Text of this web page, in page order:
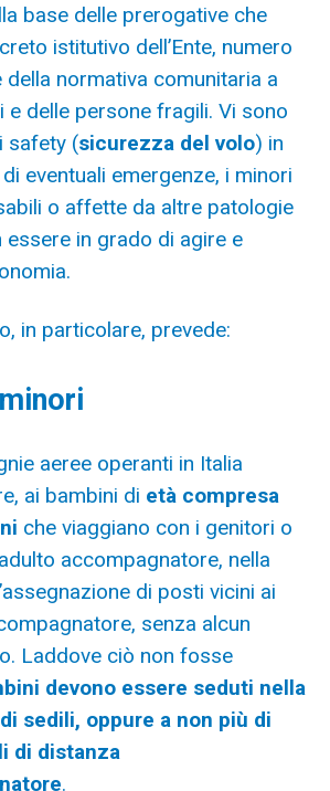
base delle prerogative che
istitutivo dell’Ente, numero
normativa comunitaria a
e delle persone fragili. Vi sono
safety (sicurezza del volo) in
eventuali emergenze, i minori
o affette da altre patologie
in grado di agire e
in particolare, prevede:
aeree operanti in Italia
ai bambini di età compresa
che viaggiano con i genitori o
accompagnatore, nella
di posti vicini ai
senza alcun
Laddove ciò non fosse
devono essere seduti nella
sedili, oppure a non più di
di distanza
.